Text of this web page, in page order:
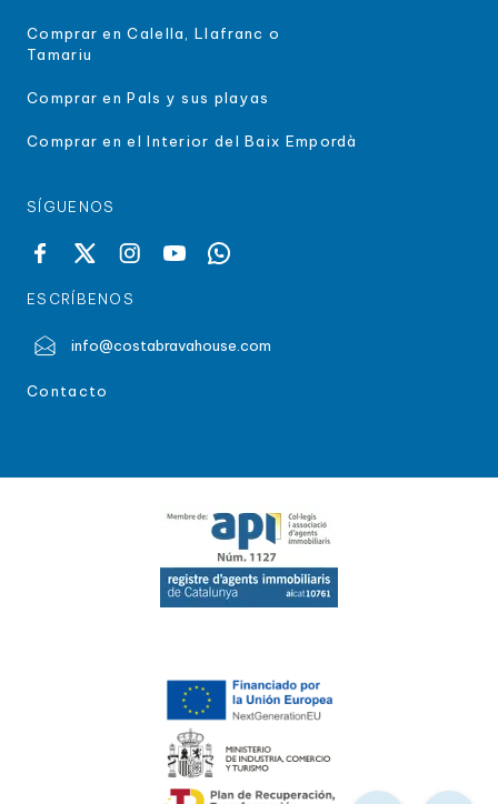
Comprar en Calella, Llafranc o
Tamariu
Comprar en Pals y sus playas
Comprar en el Interior del Baix Empordà
SÍGUENOS
ESCRÍBENOS
info@costabravahouse.com
Contacto